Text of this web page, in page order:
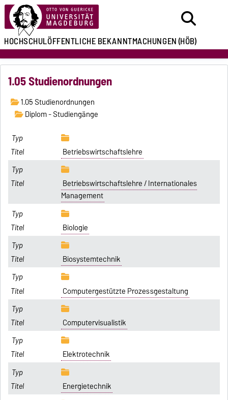
HOCHSCHULÖFFENTLICHEBEKANNTMACHUNGEN(HÖB)
1.05 Studienordnungen
1.05 Studienordnungen
Diplom - Studiengänge
Betriebswirtschaftslehre
Betriebswirtschaftslehre / Internationales
Management
Biologie
Biosystemtechnik
Computergestützte Prozessgestaltung
Computervisualistik
Elektrotechnik
Energietechnik